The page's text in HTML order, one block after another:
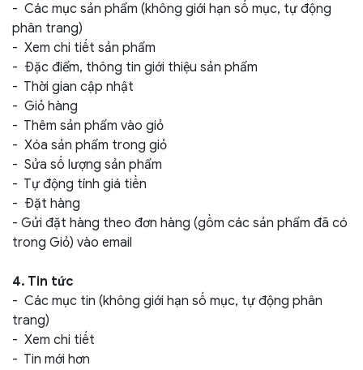
- Các mục sản phẩm (không giới hạn số mục, tự động
phân trang)
- Xem chi tiết sản phẩm
- Đặc điểm, thông tin giới thiệu sản phẩm
- Thời gian cập nhật
- Giỏ hàng
- Thêm sản phẩm vào giỏ
- Xóa sản phẩm trong giỏ
- Sửa số lượng sản phẩm
- Tự động tính giá tiền
- Đặt hàng
- Gửi đặt hàng theo đơn hàng (gồm các sản phẩm đã có
trong Giỏ) vào email
4. Tin tức
- Các mục tin (không giới hạn số mục, tự động phân
trang)
- Xem chi tiết
- Tin mới hơn